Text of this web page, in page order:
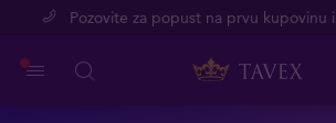
Pozovite za popust na prvu kupovinu